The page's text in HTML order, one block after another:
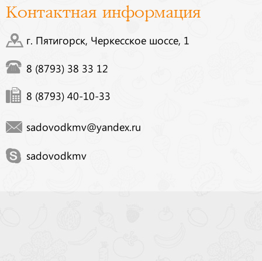
Контактная информация
г. Пятигорск, Черкесское шоссе, 1
8 (8793) 38 33 12
8 (8793) 40-10-33
sadovodkmv@yandex.ru
sadovodkmv